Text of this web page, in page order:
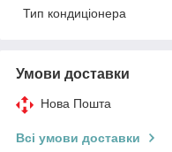
Тип кондиціонера
Умови доставки
Нова Пошта
Всі умови доставки